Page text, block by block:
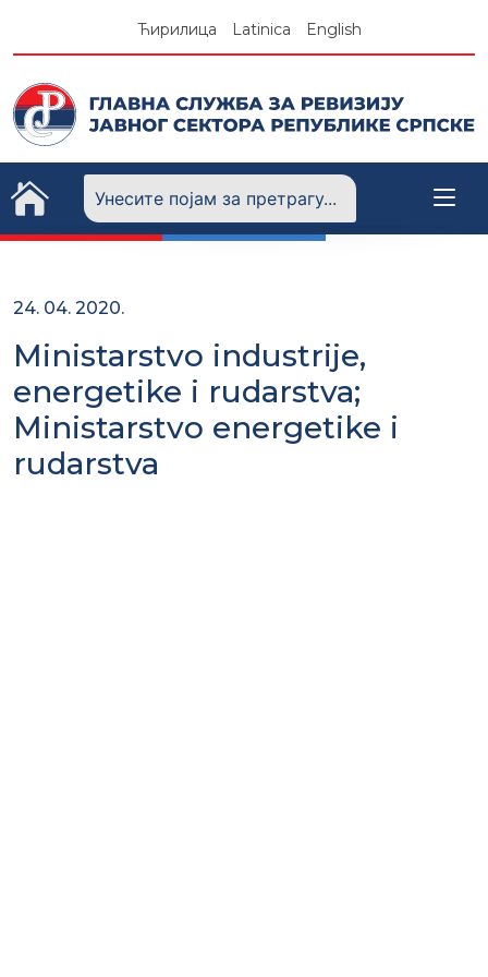
Ћирилица Latinica English
24. 04. 2020.
Ministarstvo industrije,
energetike i rudarstva;
Ministarstvo energetike i
rudarstva